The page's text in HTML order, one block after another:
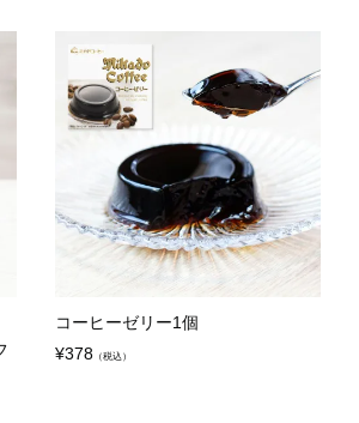
コーヒーゼリー1個
¥378 （税込）